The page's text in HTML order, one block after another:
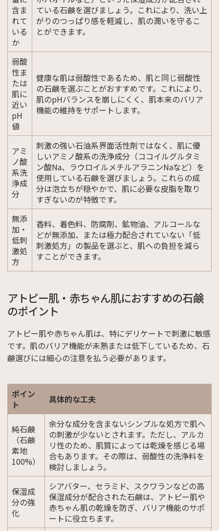
含ま
れて
いる
か
ている石鹸を選びましょう。これにより、洗い上
がりのつっぱり感を軽減し、肌の潤いを守るこ
とができます。
弱酸
性ま
たは
肌に
近い
pH
値
健康な肌は弱酸性であるため、肌と同じ弱酸性
の石鹸を選ぶことがおすすめです。これにより、
肌のpHバランスを崩しにくく、肌本来のバリア
機能の維持をサポートします。
アミ
ノ酸
系洗
浄成
分
刺激の強い石油系界面活性剤ではなく、肌に優
しいアミノ酸系の洗浄成分（ココイルグルタミ
ン酸Na、ラウロイルメチルアラニンNaなど）を
使用している石鹸を選びましょう。これらの成
分は泡立ちが穏やかで、肌に必要な皮脂を取り
すぎないのが特徴です。
無添
加・
低刺
激処
方
香料、着色料、防腐剤、鉱物油、アルコールな
どが無添加、または極力配合されていない「低
刺激処方」の製品を選ぶと、肌への負担を減ら
すことができます。
アトピー肌・赤ちゃん肌におすすめの石鹸
のポイント
アトピー肌や赤ちゃん肌は、特にデリケートで刺激に敏感
です。肌のバリア機能が未熟または低下しているため、石
鹸選びには細心の注意を払う必要があります。
ポイン
ト
具体的な工夫
純石鹸
（石鹸
素地
100%）
余分な成分を含まないシンプルな処方で肌へ
の刺激が少ないとされます。ただし、アルカ
リ性のため、肌質によっては乾燥を感じる場
合もあります。その際は、弱酸性の洗浄料を
検討しましょう。
保湿成
分の強
化
シアバター、セラミド、スクワランなどの高
保湿成分が配合された石鹸は、アトピー肌や
赤ちゃん肌の乾燥を防ぎ、バリア機能のサポ
ートに役立ちます。